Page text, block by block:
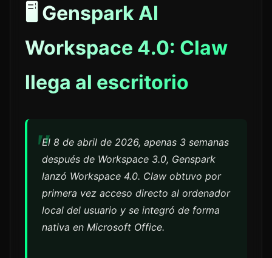
🖥️ Genspark AI
Workspace 4.0: Claw
llega al escritorio
El 8 de abril de 2026, apenas 3 semanas
después de Workspace 3.0, Genspark
lanzó Workspace 4.0. Claw obtuvo por
primera vez acceso directo al ordenador
local del usuario y se integró de forma
nativa en Microsoft Office.